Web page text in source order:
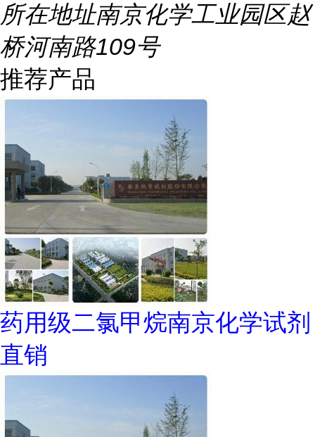
所在地址南京化学工业园区赵
桥河南路109号
推荐产品
药用级二氯甲烷南京化学试剂
直销